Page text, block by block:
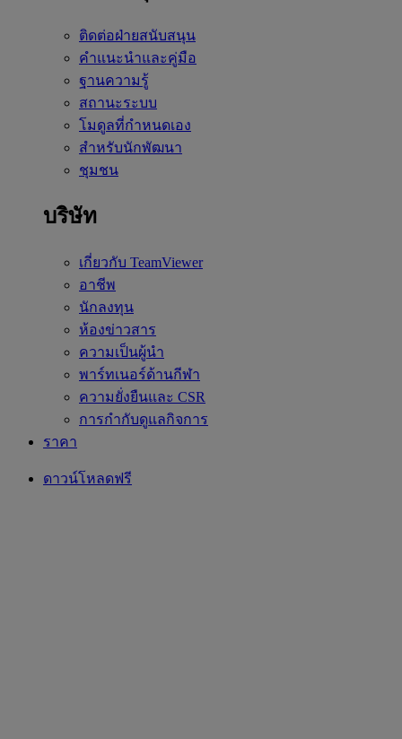
ติดต่อฝ่ายสนับสนุน
คำแนะนำและคู่มือ
ฐานความรู้
สถานะระบบ
โมดูลที่กำหนดเอง
สำหรับนักพัฒนา
ชุมชน
บริษัท
เกี่ยวกับ TeamViewer
อาชีพ
นักลงทุน
ห้องข่าวสาร
ความเป็นผู้นำ
พาร์ทเนอร์ด้านกีฬา
ความยั่งยืนและ CSR
การกำกับดูแลกิจการ
ราคา
ดาวน์โหลดฟรี